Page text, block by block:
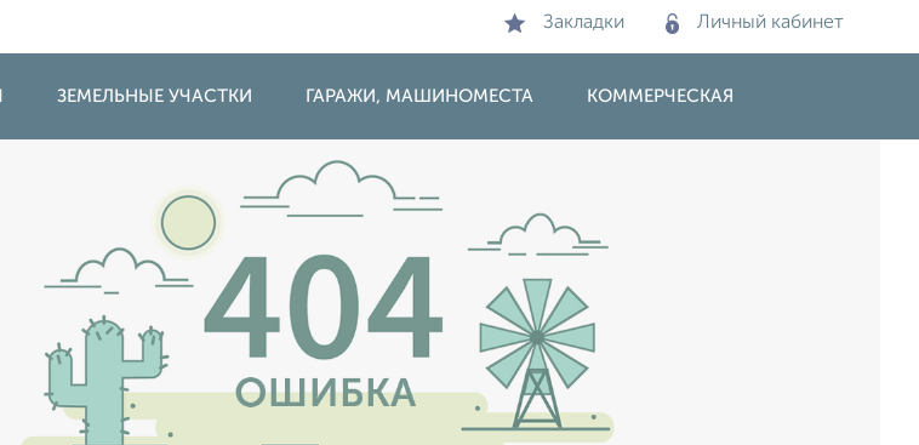
Закладки Личный кабинет
ЗЕМЕЛЬНЫЕ УЧАСТКИ ГАРАЖИ, МАШИНОМЕСТА КОММЕРЧЕСКАЯ